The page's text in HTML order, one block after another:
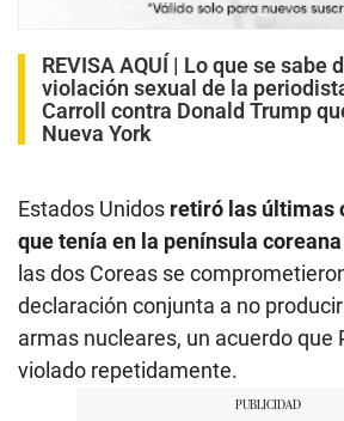
REVISA AQUÍ | Lo que se sabe
violación sexual de la
Carroll contra Donald Trump
Nueva York
Estados Unidos retiró las últimas
que tenía en la península
las dos Coreas se
declaración conjunta a no
armas nucleares, un acuerdo que
violado repetidamente.